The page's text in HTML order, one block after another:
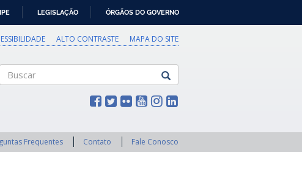
LEGISLAÇÃO ÓRGÃOS DO GOVERNO
ALTO CONTRASTE MAPA DO SITE
Frequentes Contato Fale Conosco